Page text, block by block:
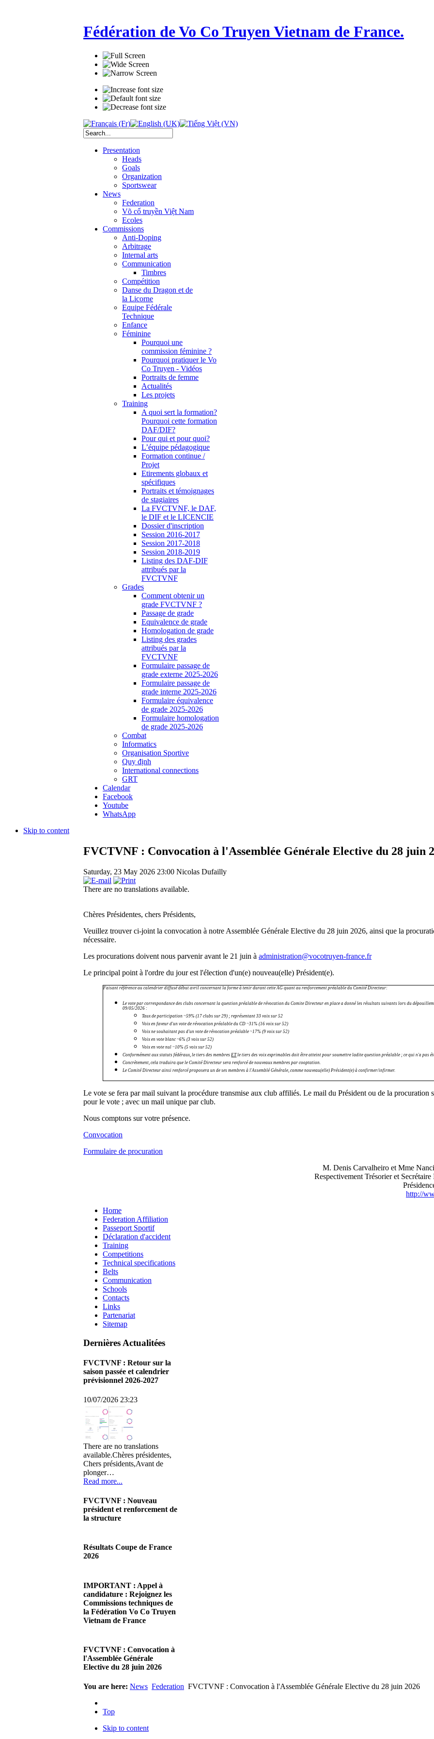
Fédération de Vo Co Truyen Vietnam de France.
Presentation
Heads
Goals
Organization
Sportswear
News
Federation
Võ cổ truyền Việt Nam
Ecoles
Commissions
Anti-Doping
Arbitrage
Internal arts
Communication
Timbres
Compétition
Danse du Dragon et de
la Licorne
Equipe Fédérale
Technique
Enfance
Féminine
Pourquoi une
commission féminine ?
Pourquoi pratiquer le Vo
Co Truyen - Vidéos
Portraits de femme
Actualités
Les projets
Training
A quoi sert la formation?
Pourquoi cette formation
DAF/DIF?
Pour qui et pour quoi?
L’équipe pédagogique
Formation continue /
Projet
Etirements globaux et
spécifiques
Portraits et témoignages
de stagiaires
La FVCTVNF, le DAF,
le DIF et le LICENCIE
Dossier d'inscription
Session 2016-2017
Session 2017-2018
Session 2018-2019
Listing des DAF-DIF
attribués par la
FVCTVNF
Grades
Comment obtenir un
grade FVCTVNF ?
Passage de grade
Equivalence de grade
Homologation de grade
Listing des grades
attribués par la
FVCTVNF
Formulaire passage de
grade externe 2025-2026
Formulaire passage de
grade interne 2025-2026
Formulaire équivalence
de grade 2025-2026
Formulaire homologation
de grade 2025-2026
Combat
Informatics
Organisation Sportive
Quy định
International connections
GRT
Calendar
Facebook
Youtube
WhatsApp
Skip to content
FVCTVNF : Convocation à l'Assemblée Générale Elective du 28 juin
Saturday, 23 May 2026 23:00 Nicolas Dufailly
There are no translations available.
Chères Présidentes, chers Présidents,
Veuillez trouver ci-joint la convocation à notre Assemblée Générale Elective du 28 juin 2026, ainsi que la
nécessaire.
Les procurations doivent nous parvenir avant le 21 juin à administration@vocotruyen-france.fr
Le principal point à l'ordre du jour est l'élection d'un(e) nouveau(elle) Président(e).
Faisant référence au calendrier diffusé début avril concernant la forme à tenir durant cette AG quant au renforcement préalable du Comité Directeur:
Le vote par correspondance des clubs concernant la question préalable de révocation du Comite Directeur en place a donné les résultats suivants lors du
09/05/2026 :
Taux de participation ~59% (17 clubs sur 29) ; représentant 33 voix sur 52
Voix en faveur d'un vote de révocation préalable du CD ~31% (16 voix sur 52)
Voix ne souhaitant pas d'un vote de révocation préalable ~17% (9 voix sur 52)
Voix en vote blanc ~6% (3 voix sur 52)
Voix en vote nul ~10% (5 voix sur 52)
Conformément aux statuts fédéraux, le tiers des membresETle tiers des voix exprimables doit être atteint pour soumettre ladite question préalable ; ce qui n'a pas
Concrètement, cela traduira que le Comité Directeur sera renforcé de nouveaux membres par cooptation.
Le Comité Directeur ainsi renforcé proposera un de ses membres à l'Assemblé Générale, comme nouveau(elle) Président(e) à confirmer/infirmer.
Le vote se fera par mail suivant la procédure transmise aux club affiliés. Le mail du Président ou de la procuration
pour le vote ; avec un mail unique par club.
Nous comptons sur votre présence.
Convocation
Formulaire de procuration
M. Denis Carvalheiro et Mme
Respectivement Trésorier et
http://
Home
Federation Affiliation
Passeport Sportif
Déclaration d'accident
Training
Competitions
Technical specifications
Belts
Communication
Schools
Contacts
Links
Partenariat
Sitemap
Dernières Actualitées
FVCTVNF : Retour sur la
saison passée et calendrier
prévisionnel 2026-2027
10/07/2026 23:23
There are no translations
available.Chères présidentes,
Chers présidents,Avant de
plonger…
Read more...
FVCTVNF : Nouveau
président et renforcement de
la structure
There are no translations
available.Chères Présidentes,
Résultats Coupe de France
2026
There are no translations
available.Cliquez sur ce lien
pour accéder aux résultats
Read more...
IMPORTANT : Appel à
candidature : Rejoignez les
Commissions techniques de
la Fédération Vo Co Truyen
Vietnam de France
There are no translations
available.Madame la
Présidente, Monsieur le
Read more...
FVCTVNF : Convocation à
l'Assemblée Générale
Elective du 28 juin 2026
23/05/2026 23:00
available.Chères Présidentes,
chers Présidents,Veuillez
Read more...
You are here: News Federation FVCTVNF : Convocation à l'Assemblée Générale Elective du 28 juin 2026
Top
Skip to content